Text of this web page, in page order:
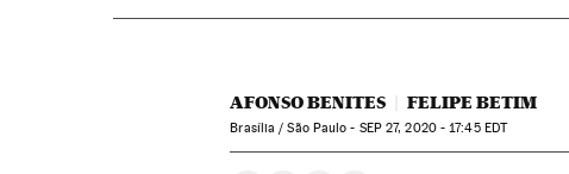
AFONSO BENITES FELIPE BETIM
Brasília / São Paulo - SEP27, 2020 - 17:45EDT